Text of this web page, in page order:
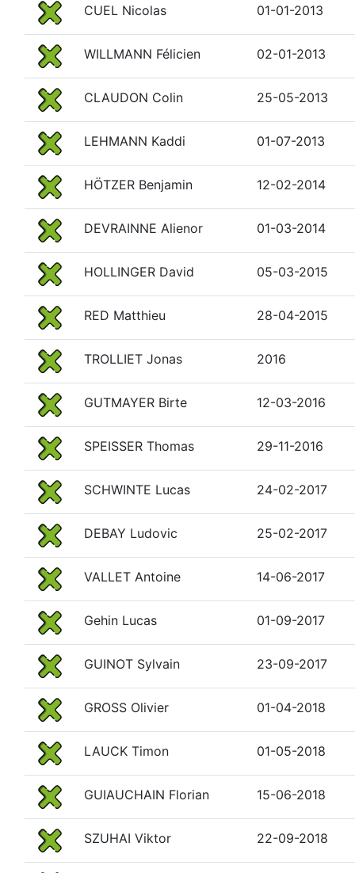
CUEL Nicolas 01-01-2013
WILLMANN Félicien 02-01-2013
CLAUDON Colin 25-05-2013
LEHMANN Kaddi 01-07-2013
HÖTZER Benjamin 12-02-2014
DEVRAINNE Alienor 01-03-2014
HOLLINGER David 05-03-2015
RED Matthieu 28-04-2015
TROLLIET Jonas 2016
GUTMAYER Birte 12-03-2016
SPEISSER Thomas 29-11-2016
SCHWINTE Lucas 24-02-2017
DEBAY Ludovic 25-02-2017
VALLET Antoine 14-06-2017
Gehin Lucas 01-09-2017
GUINOT Sylvain 23-09-2017
GROSS Olivier 01-04-2018
LAUCK Timon 01-05-2018
GUIAUCHAIN Florian 15-06-2018
SZUHAI Viktor 22-09-2018